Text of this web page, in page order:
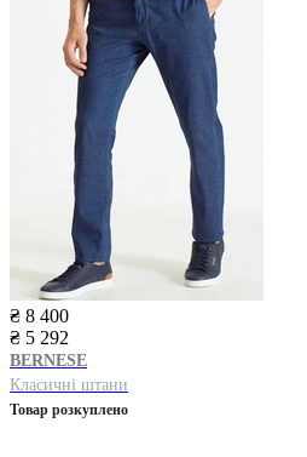
₴ 8 400
₴ 5 292
BERNESE
Класичні штани
Товар розкуплено